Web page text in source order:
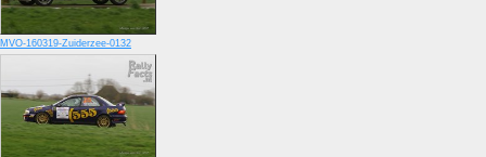
MVO-160319-Zuiderzee-0132